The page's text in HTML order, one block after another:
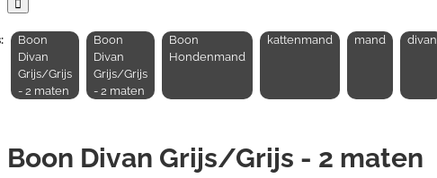
Boon
Divan
Grijs/Grijs
- 2 maten
Boon
Divan
Grijs/Grijs
- 2 maten
Boon
Hondenmand
kattenmand mand divan
Boon Divan Grijs/Grijs - 2 maten